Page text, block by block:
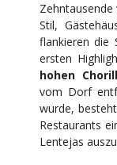
Stil,
flankieren die
ersten
hohen
vom Dorf
wurde,
Restaurants
Lentejas